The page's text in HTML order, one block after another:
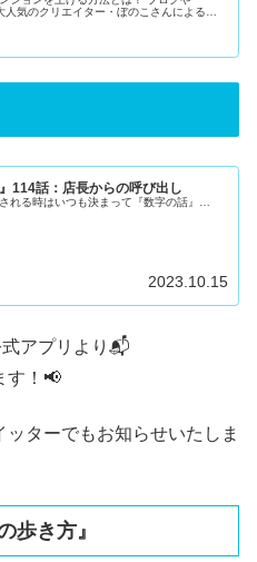
人気のクリエイター・ぼのこさんによる漫
』114話：店長からの呼び出し
れる時はいつも決まって『数字の話』…
2023.10.15
アプリより📬
す！📢
ッターでもお知らせいたしま
歩き方』